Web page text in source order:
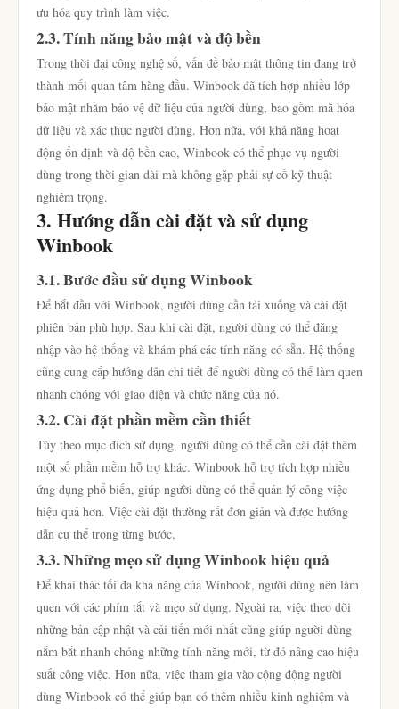
ưu hóa quy trình làm việc.
2.3. Tính năng bảo mật và độ bền
Trong thời đại công nghệ số, vấn đề bảo mật thông tin đang trở
thành mối quan tâm hàng đầu. Winbook đã tích hợp nhiều lớp
bảo mật nhằm bảo vệ dữ liệu của người dùng, bao gồm mã hóa
dữ liệu và xác thực người dùng. Hơn nữa, với khả năng hoạt
động ổn định và độ bền cao, Winbook có thể phục vụ người
dùng trong thời gian dài mà không gặp phải sự cố kỹ thuật
nghiêm trọng.
3. Hướng dẫn cài đặt và sử dụng
Winbook
3.1. Bước đầu sử dụng Winbook
Để bắt đầu với Winbook, người dùng cần tải xuống và cài đặt
phiên bản phù hợp. Sau khi cài đặt, người dùng có thể đăng
nhập vào hệ thống và khám phá các tính năng có sẵn. Hệ thống
cũng cung cấp hướng dẫn chi tiết để người dùng có thể làm quen
nhanh chóng với giao diện và chức năng của nó.
3.2. Cài đặt phần mềm cần thiết
Tùy theo mục đích sử dụng, người dùng có thể cần cài đặt thêm
một số phần mềm hỗ trợ khác. Winbook hỗ trợ tích hợp nhiều
ứng dụng phổ biến, giúp người dùng có thể quản lý công việc
hiệu quả hơn. Việc cài đặt thường rất đơn giản và được hướng
dẫn cụ thể trong từng bước.
3.3. Những mẹo sử dụng Winbook hiệu quả
Để khai thác tối đa khả năng của Winbook, người dùng nên làm
quen với các phím tắt và mẹo sử dụng. Ngoài ra, việc theo dõi
những bản cập nhật và cải tiến mới nhất cũng giúp người dùng
nắm bắt nhanh chóng những tính năng mới, từ đó nâng cao hiệu
suất công việc. Hơn nữa, việc tham gia vào cộng động người
dùng Winbook có thể giúp bạn có thêm nhiều kinh nghiệm và